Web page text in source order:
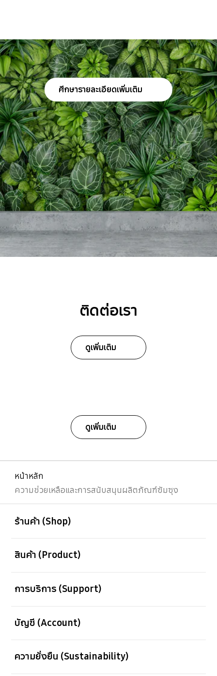
ศีกษารายละเอียดเพิ่มเติม
ติดต่อเรา
ดูเพิ่มเติม
ดูเพิ่มเติม
หน้าหลัก
ความช่วยเหลือและการสนับสนุนผลิตภัณฑ์ซัมซุง
ร้านค้า (Shop)
สินค้า (Product)
การบริการ (Support)
บัญชี (Account)
ความยั่งยืน (Sustainability)